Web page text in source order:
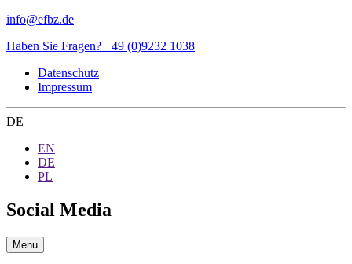
info@efbz.de
Haben Sie Fragen? +49 (0)9232 1038
Datenschutz
Impressum
DE
EN
DE
PL
Social Media
Menu